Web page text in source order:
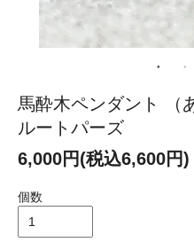
馬酔木ペンダント
ルートパーズ
6,000円(税込6,600円)
個数